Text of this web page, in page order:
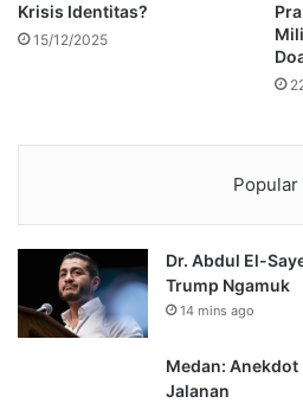
Krisis Identitas?
15/12/2025
Popular
Dr. Abdul El-
Trump Ngamuk
14 mins ago
Medan: Anekdot
Jalanan